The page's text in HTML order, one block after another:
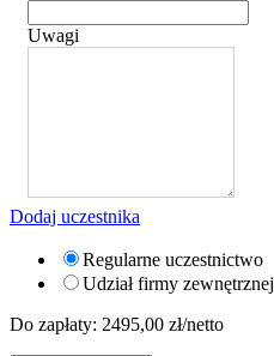
Uwagi
Dodaj uczestnika
Regularne uczestnictwo
Udział firmy zewnętrznej
Do zapłaty: 2495,00 zł/netto